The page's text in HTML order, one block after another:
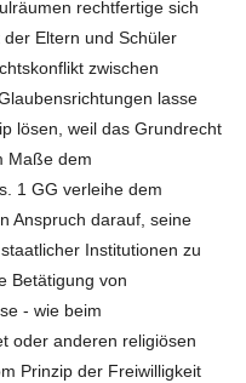
rechtfertige sich
Eltern und Schüler
zwischen
lasse
lösen, weil das Grundrecht
Maße dem
1 GG verleihe dem
Anspruch darauf, seine
Institutionen zu
Betätigung von
- wie beim
oder anderen religiösen
Prinzip der Freiwilligkeit